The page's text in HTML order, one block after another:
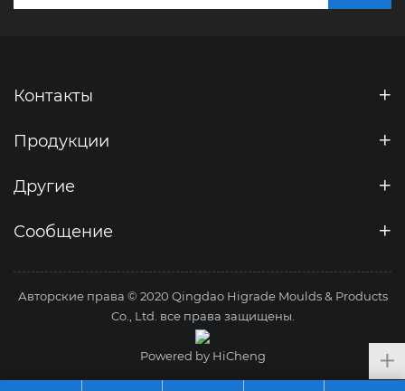
Контакты
Продукции
Другие
Сообщение
Авторские права © 2020 Qingdao Higrade Moulds & Products
Co., Ltd. все права защищены.
Powered by HiCheng